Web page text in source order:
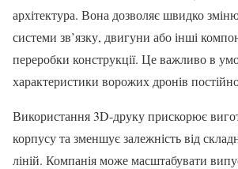
архітектура. Вона дозволяє швидко
системи зв’язку, двигуни або інші
переробки конструкції. Це важливо в
характеристики ворожих дронів
Використання 3D-друку прискорює
корпусу та зменшує залежність від
ліній. Компанія може масштабувати